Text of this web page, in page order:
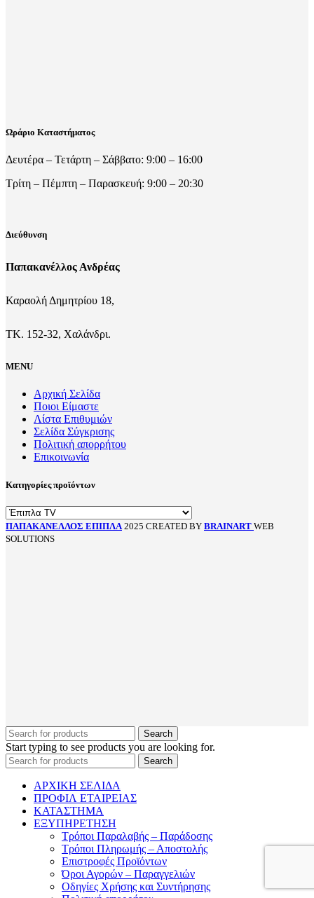
Ωράριο Καταστήματος
Δευτέρα – Τετάρτη – Σάββατο: 9:00 – 16:00
Τρίτη – Πέμπτη – Παρασκευή: 9:00 – 20:30
Διεύθυνση
Παπακανέλλος Ανδρέας
Καραολή Δημητρίου 18,
ΤΚ. 152-32, Χαλάνδρι.
MENU
Αρχική Σελίδα
Ποιοι Είμαστε
Λίστα Επιθυμιών
Σελίδα Σύγκρισης
Πολιτική απορρήτου
Επικοινωνία
Κατηγορίες προϊόντων
ΠΑΠΑΚΑΝΕΛΛΟΣ ΕΠΙΠΛΑ 2025 CREATED BY BRAINART WEB
SOLUTIONS
Search
Start typing to see products you are looking for.
Search
ΑΡΧΙΚΗ ΣΕΛΙΔΑ
ΠΡΟΦΙΛ ΕΤΑΙΡΕΙΑΣ
ΚΑΤΑΣΤΗΜΑ
ΕΞΥΠΗΡΕΤΗΣΗ
Τρόποι Παραλαβής – Παράδοσης
Τρόποι Πληρωμής – Αποστολής
Επιστροφές Προϊόντων
Όροι Αγορών – Παραγγελιών
Οδηγίες Χρήσης και Συντήρησης